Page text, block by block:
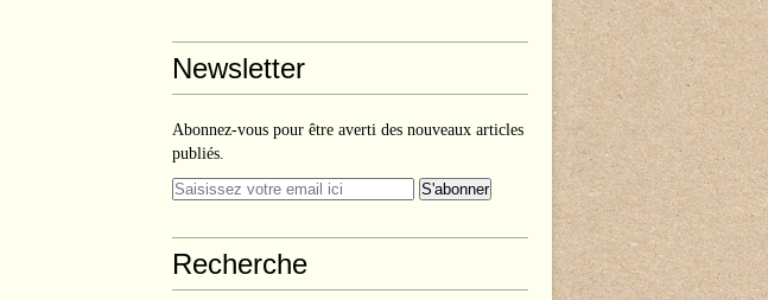
Newsletter
Abonnez-vous pour être averti des nouveaux articles
publiés.
Recherche